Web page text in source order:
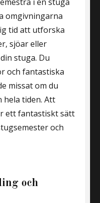
omgivningarna
tid att utforska
sjöar eller
stuga. Du
och fantastiska
missat om du
hela tiden. Att
ett fantastiskt sätt
och
och